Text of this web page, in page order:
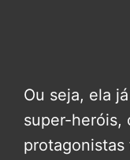
Ou seja, ela
super-heróis,